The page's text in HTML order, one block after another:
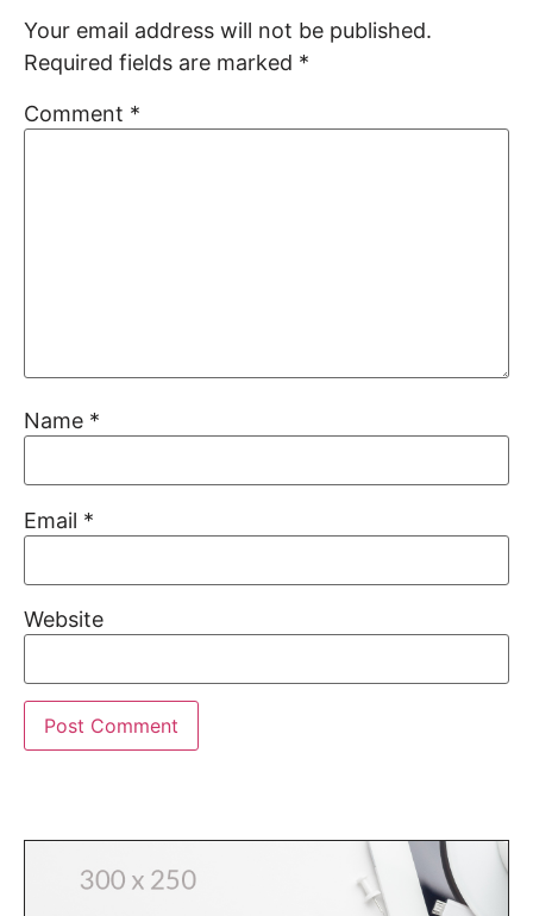
Your email address will not be published.
Required fields are marked *
Comment *
Name *
Email *
Website